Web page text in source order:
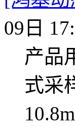
09日
产品
式采